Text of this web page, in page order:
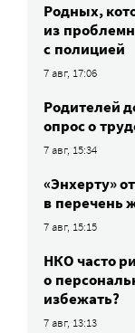
Родных,
из
с полицией
7 авг, 17:06
Родителей
опрос о
7 авг, 15:34
«Энхерту»
в перечень
7 авг, 15:15
НКО часто
о
избежать?
7 авг, 13:13